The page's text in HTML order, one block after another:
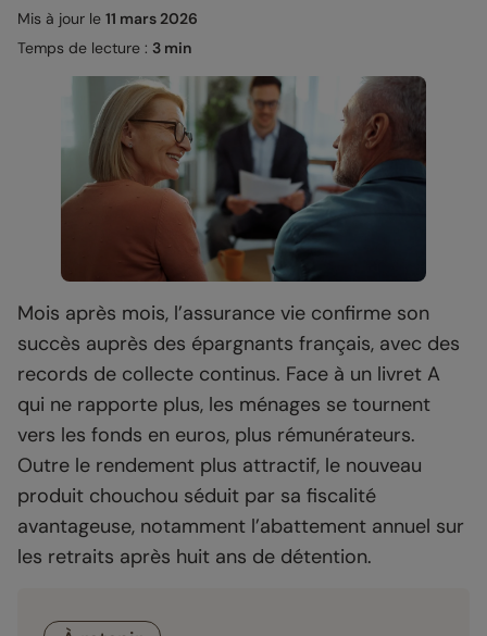
Mis à jour le 11 mars 2026
Temps de lecture : 3 min
Mois après mois, l’assurance vie confirme son
succès auprès des épargnants français, avec des
records de collecte continus. Face à un livret A
qui ne rapporte plus, les ménages se tournent
vers les fonds en euros, plus rémunérateurs.
Outre le rendement plus attractif, le nouveau
produit chouchou séduit par sa fiscalité
avantageuse, notamment l’abattement annuel sur
les retraits après huit ans de détention.